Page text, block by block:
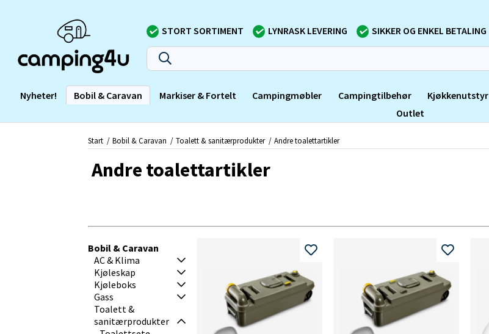
STORT SORTIMENT LYNRASK LEVERING SIKKER OG ENKEL BETALING
Nyheter! Bobil & Caravan Markiser & Fortelt Campingmøbler Campingtilbehør Kjøkkenutstyr
Outlet
Start Bobil & Caravan Toalett & sanitærprodukter Andre toalettartikler
Andre toalettartikler
Bobil & Caravan
AC & Klima
Kjøleskap
Kjøleboks
Gass
Toalett &
sanitærprodukter